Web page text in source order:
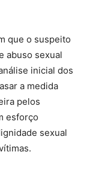
que o suspeito
abuso sexual
inicial dos
a medida
pelos
esforço
sexual